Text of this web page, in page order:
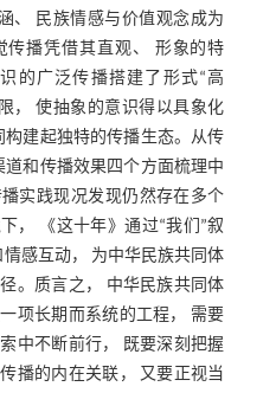
、 民族情感与价值观念成为
传播凭借其直观、 形象的特
的广泛传播搭建了形式“高
， 使抽象的意识得以具象化
建起独特的传播生态。从传
和传播效果四个方面梳理中
实践现况发现仍然存在多个
， 《这十年》通过“我们”叙
感互动， 为中华民族共同体
。质言之， 中华民族共同体
项长期而系统的工程， 需要
中不断前行， 既要深刻把握
播的内在关联， 又要正视当